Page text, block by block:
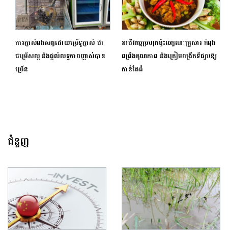
ការភ្ញាស់ពងសត្វដោយប្រើទូភ្ញាស់ ជា
ជម្រើសល្អ និងផ្ដល់លទ្ធភាពញាស់បាន
ច្រើន
អាជីវកម្មប្រហុកខ្ទិះលក្ខណៈគ្រួសារ កំពុង
ពព្រឹងគុណភាព និងត្រៀមពង្រីកទីផ្សារឱ្យ
កាន់តែធំ
ជំនួញ